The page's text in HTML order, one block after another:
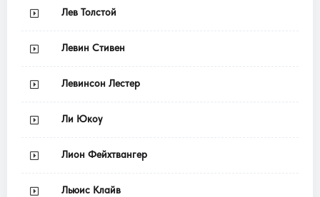
Лев Толстой
Левин Стивен
Левинсон Лестер
Ли Юкоу
Лион Фейхтвангер
Льюис Клайв